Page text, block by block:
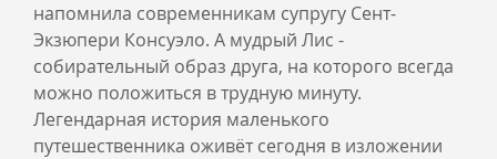
напомнила современникам супругу Сент-
Экзюпери Консуэло. А мудрый Лис -
собирательный образ друга, на которого всегда
можно положиться в трудную минуту.
Легендарная история маленького
путешественника оживёт сегодня в изложении